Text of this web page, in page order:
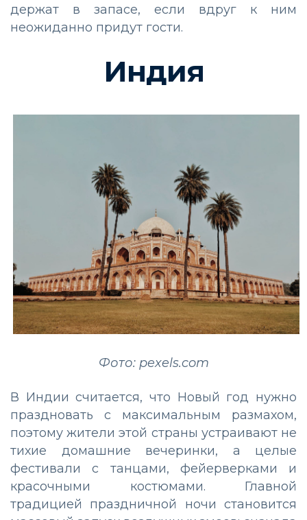
держат в запасе, если вдруг к ним
неожиданно придут гости.
Индия
Фото: pexels.com
В Индии считается, что Новый год нужно
праздновать с максимальным размахом,
поэтому жители этой страны устраивают не
тихие домашние вечеринки, а целые
фестивали с танцами, фейерверками и
красочными костюмами. Главной
традицией праздничной ночи становится